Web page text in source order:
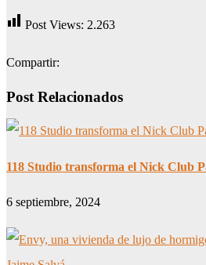
Post Views: 2.263
Compartir:
Post Relacionados
118 Studio transforma el Nick Club
6 septiembre, 2024